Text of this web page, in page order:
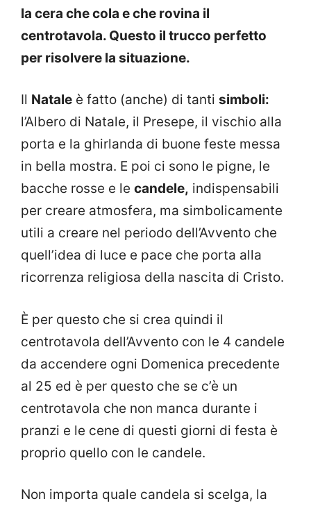
la cera che cola e che rovina il
centrotavola. Questo il trucco perfetto
per risolvere la situazione.
Il Natale è fatto (anche) di tanti simboli:
l’Albero di Natale, il Presepe, il vischio alla
porta e la ghirlanda di buone feste messa
in bella mostra. E poi ci sono le pigne, le
bacche rosse e le candele, indispensabili
per creare atmosfera, ma simbolicamente
utili a creare nel periodo dell’Avvento che
quell’idea di luce e pace che porta alla
ricorrenza religiosa della nascita di Cristo.
È per questo che si crea quindi il
centrotavola dell’Avvento con le 4 candele
da accendere ogni Domenica precedente
al 25 ed è per questo che se c’è un
centrotavola che non manca durante i
pranzi e le cene di questi giorni di festa è
proprio quello con le candele.
Non importa quale candela si scelga, la